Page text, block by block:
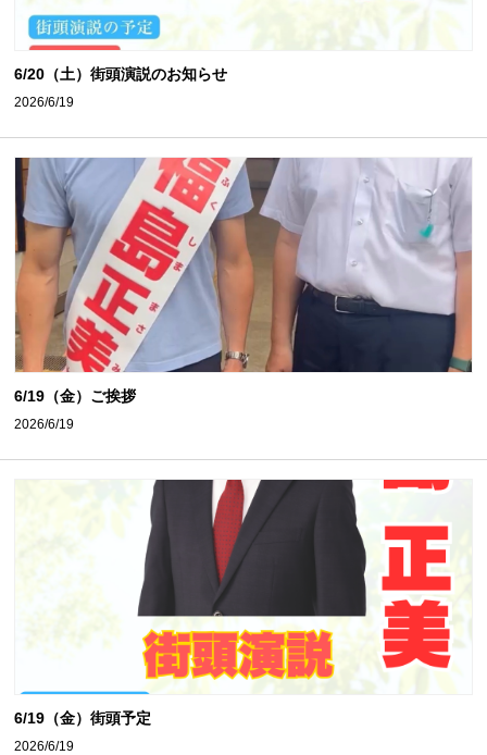
6/20（土）街頭演説のお知らせ
2026/6/19
6/19（金）ご挨拶
2026/6/19
6/19（金）街頭予定
2026/6/19